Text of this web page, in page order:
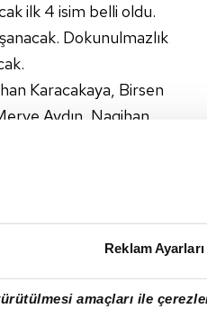
Reklam Ayarları
amaçları ile
ilk 4 isim belli oldu.
Dokunulmazlık
Karacakaya, Birsen
Aydın, Nagihan
Memiç, Parviz
Berkan Karabulut, Berna
Bölükbaşı, Ogeday